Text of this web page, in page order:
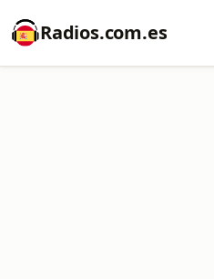
Radios.com.es